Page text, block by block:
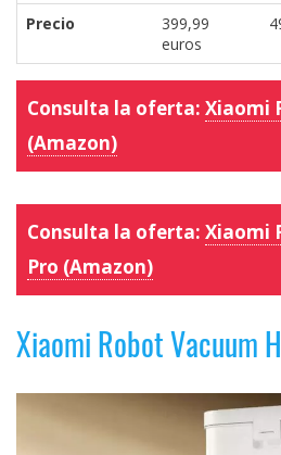
Precio
399,99
euros
Consulta la oferta: Xiaomi
(Amazon)
Consulta la oferta: Xiaomi
Pro (Amazon)
Xiaomi Robot Vacuum